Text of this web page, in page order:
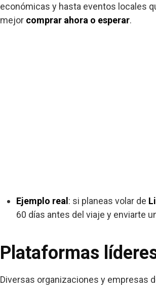
económicas y hasta eventos locales
mejor comprar ahora o esperar.
Ejemplo real: si planeas volar de
60 días antes del viaje y enviarte
Plataformas
Diversas organizaciones y empresas